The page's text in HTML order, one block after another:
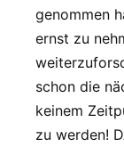
genommen
ernst zu
schon die
keinem
zu werden!